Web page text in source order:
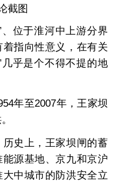
截图
位于淮河中上游分界
指向性意义，在有关
乎是个不得不提的地
年至2007年，王家坝
史上，王家坝闸的蓄
源基地、京九和京沪
中城市的防洪安全立